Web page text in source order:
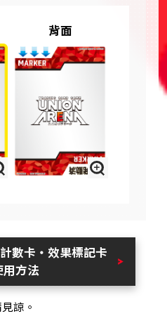
背面
數卡・效果標記卡
用方法
諒。